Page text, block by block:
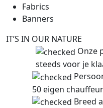
Fabrics
Banners
IT’S IN OUR NATURE
Onze
steeds voor je
50 eigen
Breed